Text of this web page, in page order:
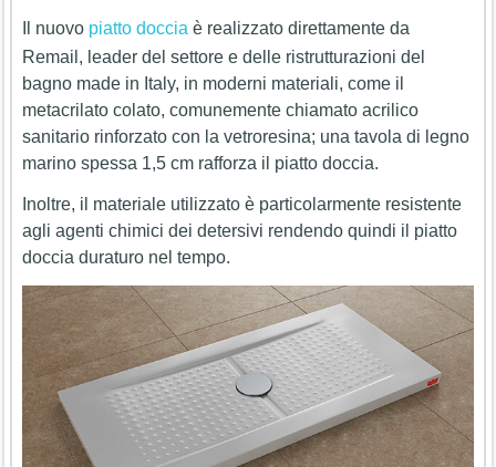
Il nuovo piatto doccia è realizzato direttamente da
Remail, leader del settore e delle ristrutturazioni del
bagno made in Italy, in moderni materiali, come il
metacrilato colato, comunemente chiamato acrilico
sanitario rinforzato con la vetroresina; una tavola di legno
marino spessa 1,5 cm rafforza il piatto doccia.
Inoltre, il materiale utilizzato è particolarmente resistente
agli agenti chimici dei detersivi rendendo quindi il piatto
doccia duraturo nel tempo.